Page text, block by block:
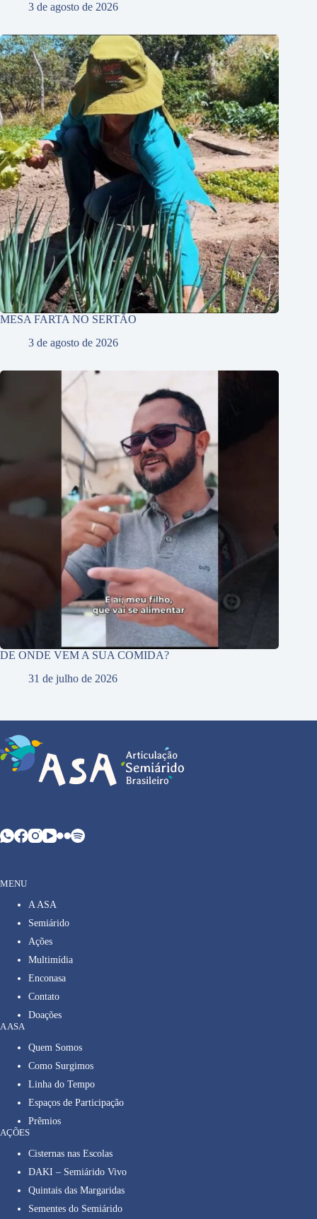
3 de agosto de 2026
MESA FARTA NO SERTÃO
3 de agosto de 2026
DE ONDE VEM A SUA COMIDA?
31 de julho de 2026
MENU
A ASA
Semiárido
Ações
Multimídia
Enconasa
Contato
Doações
A ASA
Quem Somos
Como Surgimos
Linha do Tempo
Espaços de Participação
Prêmios
AÇÕES
Cisternas nas Escolas
DAKI – Semiárido Vivo
Quintais das Margaridas
Sementes do Semiárido